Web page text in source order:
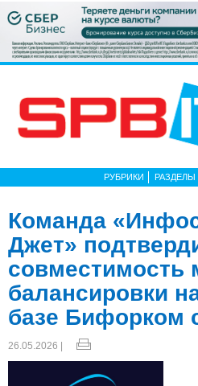
РУБРИКИ РАЗДЕЛЫ
Команда
Джет»
совместимость
балансировки
базе Бифорком
26.05.2026 |